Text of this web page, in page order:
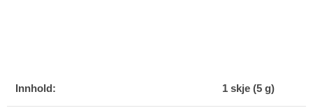
Innhold: 1 skje (5 g)